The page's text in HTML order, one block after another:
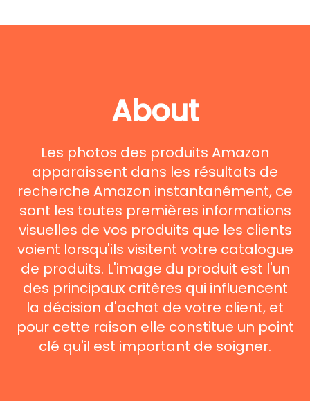
About
Les photos des produits Amazon
apparaissent dans les résultats de
recherche Amazon instantanément, ce
sont les toutes premières informations
visuelles de vos produits que les clients
voient lorsqu'ils visitent votre catalogue
de produits. L'image du produit est l'un
des principaux critères qui influencent
la décision d'achat de votre client, et
pour cette raison elle constitue un point
clé qu'il est important de soigner.